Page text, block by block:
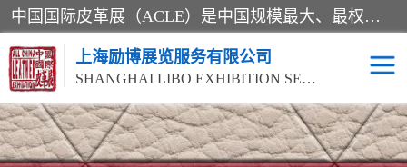
中国国际皮革展（ACLE）是中国规模最大、最权威的国际皮革盛会，自创办以来一直由中国皮革协会（CLIA）和亚太区皮革展有限公司（APLF）共同举办
上海励博展览服务有限公司
SHANGHAI LIBO EXHIBITION SERVICE CO.,LTD
2026中国国际皮革展 2026上海皮革机械展